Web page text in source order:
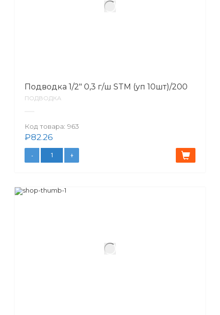
Подводка 1/2″ 0,3 г/ш STM (уп 10шт)/200
ПОДВОДКА
Код товара: 963
₽82.26